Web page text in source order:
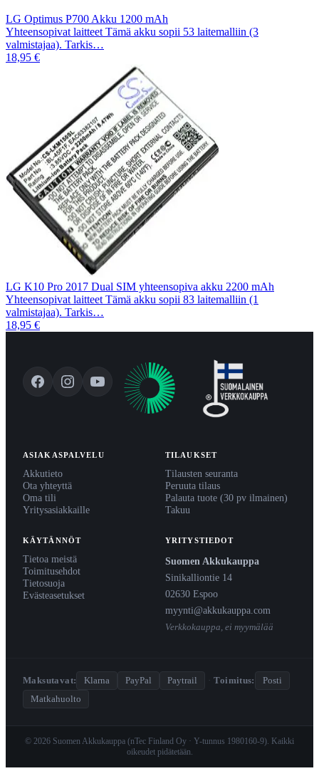
LG Optimus P700 Akku 1200 mAh
Yhteensopivat laitteet Tämä akku sopii 53 laitemalliin (3
valmistajaa). Tarkis…
18,95 €
LG K10 Pro 2017 Dual SIM yhteensopiva akku 2200 mAh
Yhteensopivat laitteet Tämä akku sopii 83 laitemalliin (1
valmistajaa). Tarkis…
18,95 €
ASIAKASPALVELU
Akkutieto
Ota yhteyttä
Oma tili
Yritysasiakkaille
TILAUKSET
Tilausten seuranta
Peruuta tilaus
Palauta tuote (30 pv ilmainen)
Takuu
KÄYTÄNNÖT
Tietoa meistä
Toimitusehdot
Tietosuoja
Evästeasetukset
YRITYSTIEDOT
Suomen Akkukauppa
Sinikalliontie 14
02630 Espoo
myynti@akkukauppa.com
Verkkokauppa, ei myymälää
Maksutavat: Klarna PayPal Paytrail · Toimitus:
Posti
Matkahuolto
© 2026 Suomen Akkukauppa (nTec Finland Oy · Y-tunnus 1980160-9). Kaikki
oikeudet pidätetään.